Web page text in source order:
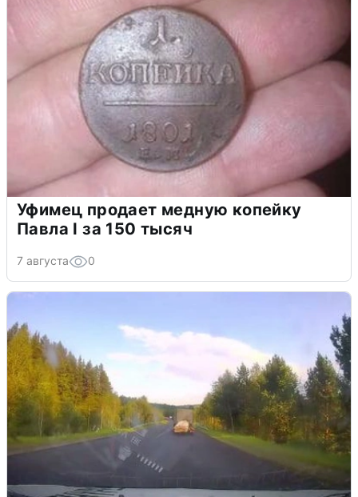
Уфимец продает медную копейку
Павла I за 150 тысяч
7 августа 0